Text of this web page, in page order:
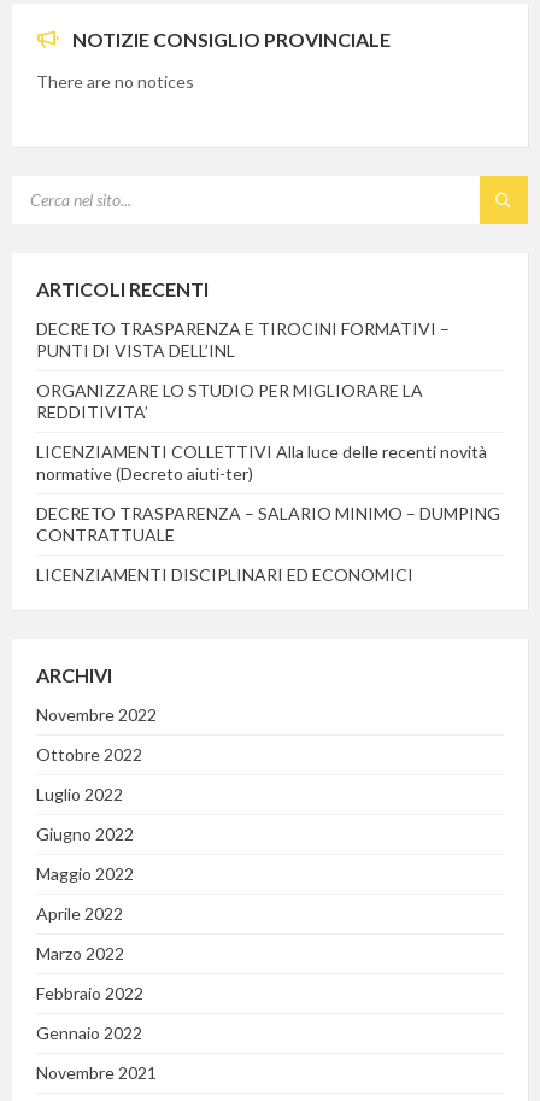
NOTIZIE CONSIGLIO PROVINCIALE
There are no notices
ARTICOLI RECENTI
DECRETO TRASPARENZA E TIROCINI FORMATIVI –
PUNTI DI VISTA DELL’INL
ORGANIZZARE LO STUDIO PER MIGLIORARE LA
REDDITIVITA’
LICENZIAMENTI COLLETTIVI Alla luce delle recenti novità
normative (Decreto aiuti-ter)
DECRETO TRASPARENZA – SALARIO MINIMO – DUMPING
CONTRATTUALE
LICENZIAMENTI DISCIPLINARI ED ECONOMICI
ARCHIVI
Novembre 2022
Ottobre 2022
Luglio 2022
Giugno 2022
Maggio 2022
Aprile 2022
Marzo 2022
Febbraio 2022
Gennaio 2022
Novembre 2021